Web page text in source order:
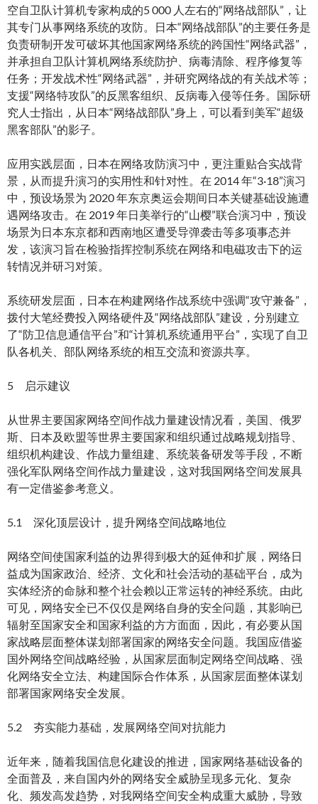
空自卫队计算机专家构成的5 000 人左右的“网络战部队”，让
其专门从事网络系统的攻防。日本“网络战部队”的主要任务是
负责研制开发可破坏其他国家网络系统的跨国性“网络武器”，
并承担自卫队计算机网络系统防护、病毒清除、程序修复等
任务；开发战术性“网络武器”，并研究网络战的有关战术等；
支援“网络特攻队”的反黑客组织、反病毒入侵等任务。国际研
究人士指出，从日本“网络战部队”身上，可以看到美军“超级
黑客部队”的影子。
应用实践层面，日本在网络攻防演习中，更注重贴合实战背
景，从而提升演习的实用性和针对性。在 2014 年“3·18”演习
中，预设场景为 2020 年东京奥运会期间日本关键基础设施遭
遇网络攻击。在 2019 年日美举行的“山樱”联合演习中，预设
场景为日本东京都和西南地区遭受导弹袭击等多项事态并
发，该演习旨在检验指挥控制系统在网络和电磁攻击下的运
转情况并研习对策。
系统研发层面，日本在构建网络作战系统中强调“攻守兼备”，
拨付大笔经费投入网络硬件及“网络战部队”建设，分别建立
了“防卫信息通信平台”和“计算机系统通用平台”，实现了自卫
队各机关、部队网络系统的相互交流和资源共享。
5 启示建议
从世界主要国家网络空间作战力量建设情况看，美国、俄罗
斯、日本及欧盟等世界主要国家和组织通过战略规划指导、
组织机构建设、作战力量组建、系统装备研发等手段，不断
强化军队网络空间作战力量建设，这对我国网络空间发展具
有一定借鉴参考意义。
5.1 深化顶层设计，提升网络空间战略地位
网络空间使国家利益的边界得到极大的延伸和扩展，网络日
益成为国家政治、经济、文化和社会活动的基础平台，成为
实体经济的命脉和整个社会赖以正常运转的神经系统。由此
可见，网络安全已不仅仅是网络自身的安全问题，其影响已
辐射至国家安全和国家利益的方方面面，因此，有必要从国
家战略层面整体谋划部署国家的网络安全问题。我国应借鉴
国外网络空间战略经验，从国家层面制定网络空间战略、强
化网络安全立法、构建国际合作体系，从国家层面整体谋划
部署国家网络安全发展。
5.2 夯实能力基础，发展网络空间对抗能力
近年来，随着我国信息化建设的推进，国家网络基础设备的
全面普及，来自国内外的网络安全威胁呈现多元化、复杂
化、频发高发趋势，对我网络空间安全构成重大威胁，导致